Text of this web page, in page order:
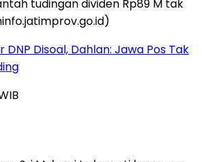
DNP Disoal, Dahlan: Jawa Pos Tak